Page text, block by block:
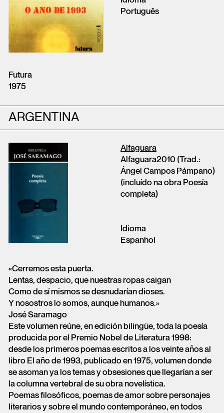
Português
Futura
1975
ARGENTINA
Alfaguara
Alfaguara2010 (Trad.:
Ángel Campos Pámpano)
(incluído na obra Poesía
completa)
Idioma
Espanhol
«Cerremos esta puerta.
Lentas, despacio, que nuestras ropas caigan
Como de sí mismos se desnudarían dioses.
Y nosostros lo somos, aunque humanos.»
José Saramago
Este volumen reúne, en edición bilingüe, toda la poesía
producida por el Premio Nobel de Literatura 1998:
desde los primeros poemas escritos a los veinte años al
libro El año de 1993, publicado en 1975, volumen donde
se asoman ya los temas y obsesiones que llegarían a ser
la columna vertebral de su obra novelística.
Poemas filosóficos, poemas de amor sobre personajes
literarios y sobre el mundo contemporáneo, en todos